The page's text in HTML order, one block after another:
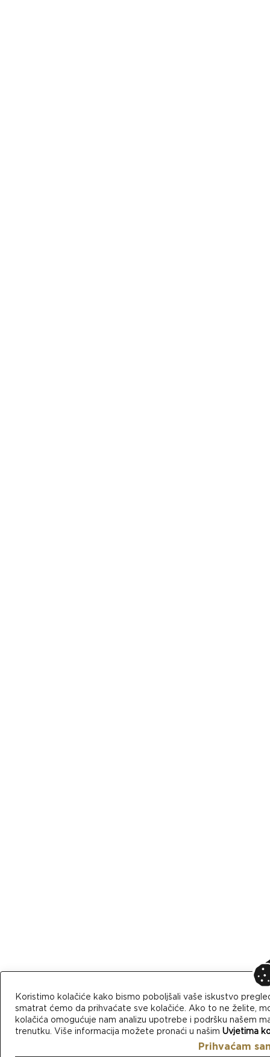
Koristimo kolačiće kako bismo poboljšali vaše iskustvo
smatrat ćemo da prihvaćate sve kolačiće. Ako to ne želite,
kolačića omogućuje nam analizu upotrebe i podršku našem
trenutku. Više informacija možete pronaći u našim Uvjetima
Prihvaćam